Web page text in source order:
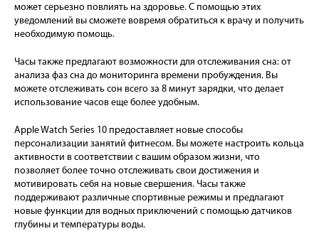
может серьезно повлиять на здоровье. С помощью этих
уведомлений вы сможете вовремя обратиться к врачу и получить
необходимую помощь.
Часы также предлагают возможности для отслеживания сна: от
анализа фаз сна до мониторинга времени пробуждения. Вы
можете отслеживать сон всего за 8 минут зарядки, что делает
использование часов еще более удобным.
Apple Watch Series 10 предоставляет новые способы
персонализации занятий фитнесом. Вы можете настроить кольца
активности в соответствии с вашим образом жизни, что
позволяет более точно отслеживать свои достижения и
мотивировать себя на новые свершения. Часы также
поддерживают различные спортивные режимы и предлагают
новые функции для водных приключений с помощью датчиков
глубины и температуры воды.